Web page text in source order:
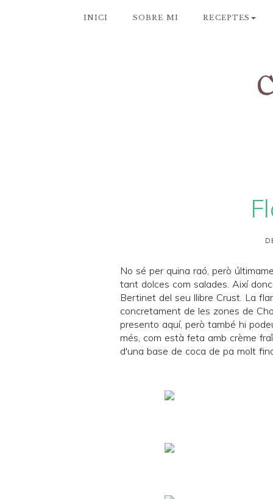
INICI SOBRE MI RECEPTES
No sé per quina raó, però
tant dolces com salades. Així
Bertinet del seu llibre Crust. La
concretament de les zones de
presento aquí, però també hi
més, com està feta amb crème
d'una base de coca de pa molt